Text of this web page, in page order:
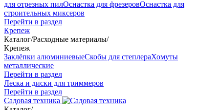
для отрезных пилОснастка для фрезеровОснастка для
строительных миксеров
Перейти в раздел
Крепеж
Каталог/Расходные материалы/
Крепеж
Заклёпки алюминиевыеСкобы для степлераХомуты
металлические
Перейти в раздел
Леска и диски для триммеров
Перейти в раздел
Садовая техника